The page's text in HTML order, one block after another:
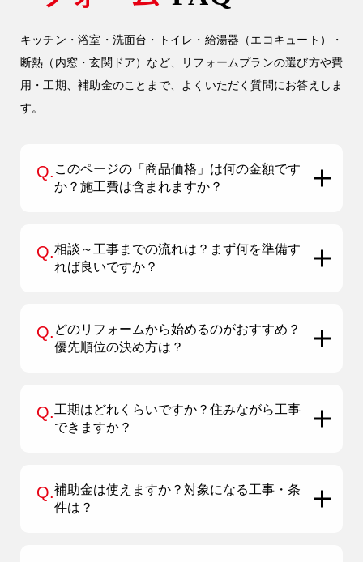
キッチン・浴室・洗面台・トイレ・給湯器（エコキュート）・
断熱（内窓・玄関ドア）など、リフォームプランの選び方や費
用・工期、補助金のことまで、よくいただく質問にお答えしま
す。
Q. このページの「商品価格」は何の金額です
か？施工費は含まれますか？
Q.相談～工事までの流れは？まず何を準備す
れば良いですか？
Q. どのリフォームから始めるのがおすすめ？
優先順位の決め方は？
Q.工期はどれくらいですか？住みながら工事
できますか？
Q.補助金は使えますか？対象になる工事・条
件は？